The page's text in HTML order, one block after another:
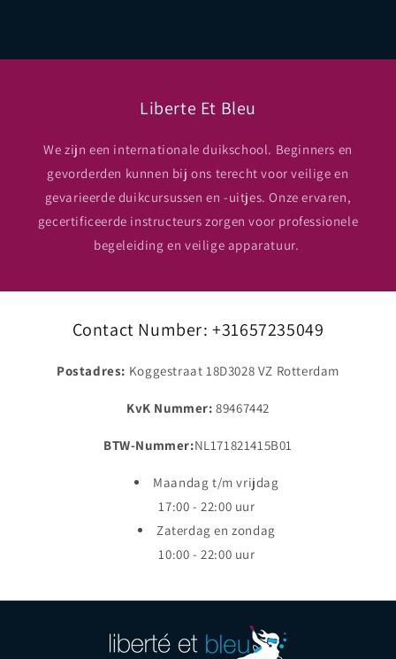
Liberte Et Bleu
We zijn een internationale duikschool. Beginners en
gevorderden kunnen bij ons terecht voor veilige en
gevarieerde duikcursussen en -uitjes. Onze ervaren,
gecertificeerde instructeurs zorgen voor professionele
begeleiding en veilige apparatuur.
Contact Number: +31657235049
Postadres: Koggestraat 18D3028 VZ Rotterdam
KvK Nummer:89467442
BTW-Nummer:NL171821415B01
Maandag t/m vrijdag
17:00 - 22:00 uur
Zaterdag en zondag
10:00 - 22:00 uur